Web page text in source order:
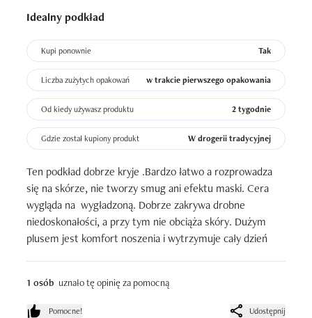
Idealny podkład
Kupi ponownie Tak
Liczba zużytych opakowań w trakcie pierwszego opakowania
Od kiedy używasz produktu 2 tygodnie
Gdzie został kupiony produkt W drogerii tradycyjnej
Ten podkład dobrze kryje .Bardzo łatwo a rozprowadza
się na skórze, nie tworzy smug ani efektu maski. Cera
wygląda na  wygładzoną. Dobrze zakrywa drobne
niedoskonałości, a przy tym nie obciąża skóry. Dużym
plusem jest komfort noszenia i wytrzymuje cały dzień
1 osób uznało tę opinię za pomocną
Pomocne! Udostępnij